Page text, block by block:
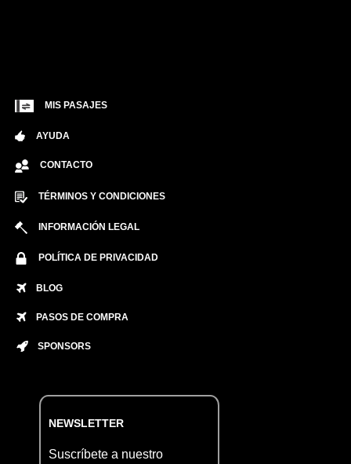
MIS PASAJES
AYUDA
CONTACTO
TÉRMINOS Y CONDICIONES
INFORMACIÓN LEGAL
POLÍTICA DE PRIVACIDAD
BLOG
PASOS DE COMPRA
SPONSORS
NEWSLETTER
Suscríbete a nuestro